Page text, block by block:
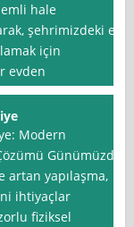
hale
şehrimizdeki ev
için
evden
Modern
Günümüzde
artan yapılaşma,
ihtiyaçlar
fiziksel